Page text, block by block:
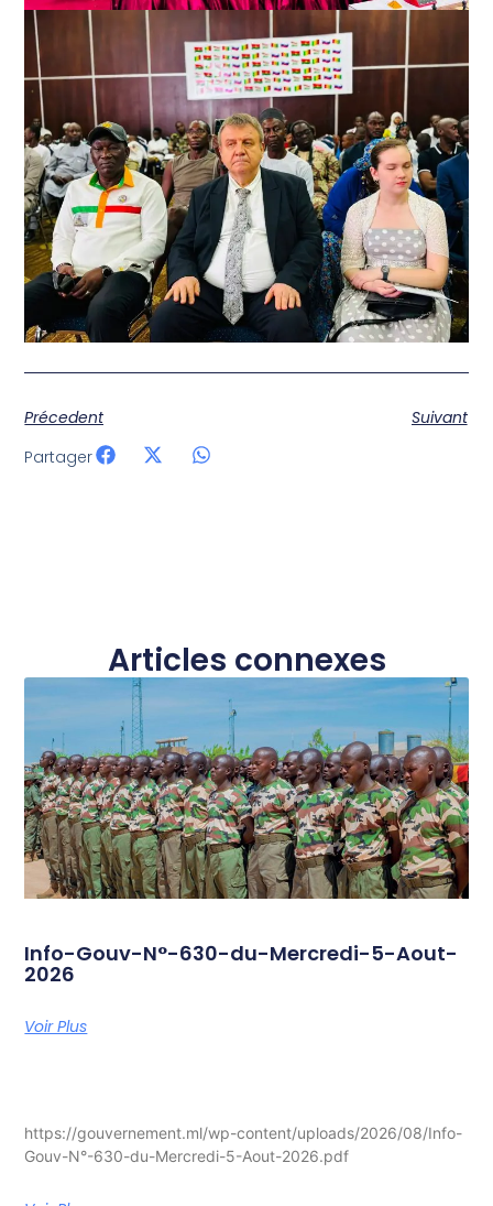
Précedent
Suivant
Partager
Articles connexes
Info-Gouv-N°-630-du-Mercredi-5-Aout-
2026
Voir Plus
https://gouvernement.ml/wp-content/uploads/2026/08/Info-
Gouv-N°-630-du-Mercredi-5-Aout-2026.pdf